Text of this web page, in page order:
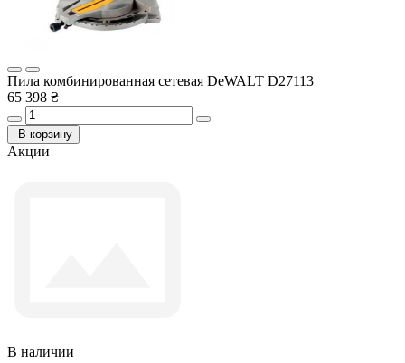
Пила комбинированная сетевая DeWALT D27113
65 398 ₴
В корзину
Акции
В наличии